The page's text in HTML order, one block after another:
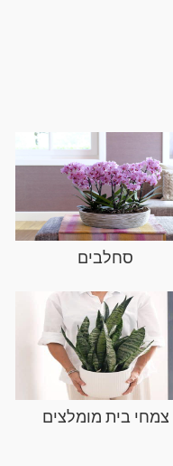
סחלבים
צמחי בית מומלצים